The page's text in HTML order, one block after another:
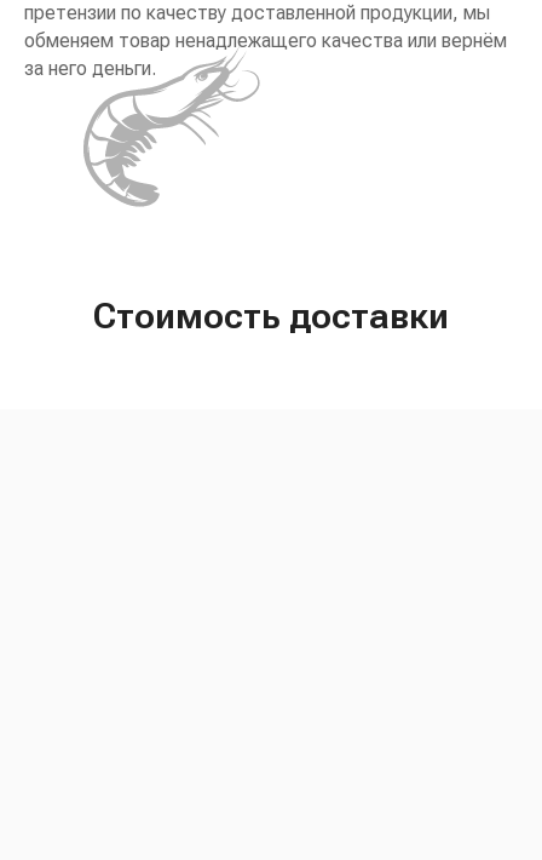
претензии по качеству доставленной продукции, мы
обменяем товар ненадлежащего качества или вернём
за него деньги.
Стоимость доставки